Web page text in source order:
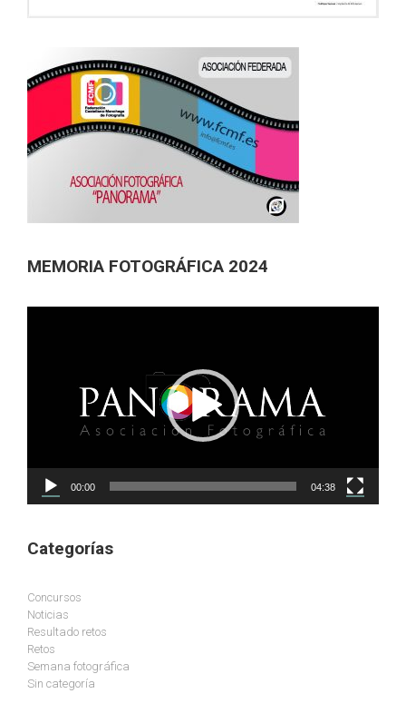
MEMORIA FOTOGRÁFICA 2024
00:00 04:38
Categorías
Concursos
Noticias
Resultado retos
Retos
Semana fotográfica
Sin categoría